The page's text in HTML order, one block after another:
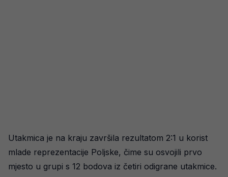
Utakmica je na kraju završila rezultatom 2:1 u korist
mlade reprezentacije Poljske, čime su osvojili prvo
mjesto u grupi s 12 bodova iz četiri odigrane utakmice.